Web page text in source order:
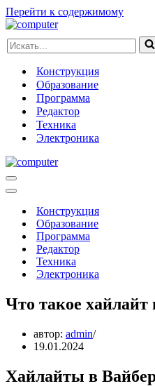
Перейти к содержимому
Искать...
Конструкция
Образование
Программа
Редактор
Техника
Электроника
Меню
навигации
Меню
навигацииКонструкция
Образование
Программа
Редактор
Техника
Электроника
Что такое хайлайт
автор: admin
19.01.2024
Хайлайты в